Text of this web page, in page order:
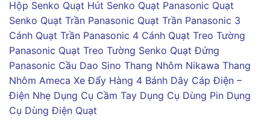
Hộp Senko Quạt Hút Senko Quạt Panasonic Quạt
Senko Quạt Trần Panasonic Quạt Trần Panasonic 3
Cánh Quạt Trần Panasonic 4 Cánh Quạt Treo Tường
Panasonic Quạt Treo Tường Senko Quạt Đứng
Panasonic Cầu Dao Sino Thang Nhôm Nikawa Thang
Nhôm Ameca Xe Đẩy Hàng 4 Bánh Dây Cáp Điện –
Điện Nhẹ Dụng Cụ Cầm Tay Dụng Cụ Dùng Pin Dụng
Cụ Dùng Điện Quạt